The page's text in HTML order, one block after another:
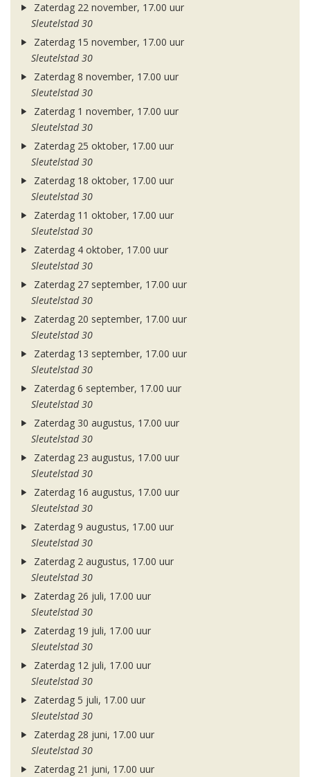
Zaterdag 22 november, 17.00 uur
Sleutelstad 30
Zaterdag 15 november, 17.00 uur
Sleutelstad 30
Zaterdag 8 november, 17.00 uur
Sleutelstad 30
Zaterdag 1 november, 17.00 uur
Sleutelstad 30
Zaterdag 25 oktober, 17.00 uur
Sleutelstad 30
Zaterdag 18 oktober, 17.00 uur
Sleutelstad 30
Zaterdag 11 oktober, 17.00 uur
Sleutelstad 30
Zaterdag 4 oktober, 17.00 uur
Sleutelstad 30
Zaterdag 27 september, 17.00 uur
Sleutelstad 30
Zaterdag 20 september, 17.00 uur
Sleutelstad 30
Zaterdag 13 september, 17.00 uur
Sleutelstad 30
Zaterdag 6 september, 17.00 uur
Sleutelstad 30
Zaterdag 30 augustus, 17.00 uur
Sleutelstad 30
Zaterdag 23 augustus, 17.00 uur
Sleutelstad 30
Zaterdag 16 augustus, 17.00 uur
Sleutelstad 30
Zaterdag 9 augustus, 17.00 uur
Sleutelstad 30
Zaterdag 2 augustus, 17.00 uur
Sleutelstad 30
Zaterdag 26 juli, 17.00 uur
Sleutelstad 30
Zaterdag 19 juli, 17.00 uur
Sleutelstad 30
Zaterdag 12 juli, 17.00 uur
Sleutelstad 30
Zaterdag 5 juli, 17.00 uur
Sleutelstad 30
Zaterdag 28 juni, 17.00 uur
Sleutelstad 30
Zaterdag 21 juni, 17.00 uur